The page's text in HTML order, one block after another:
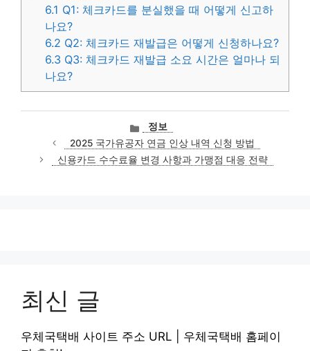
6.1 Q1: 체크카드를 분실했을 때 어떻게 신고하
나요?
6.2 Q2: 체크카드 재발급은 어떻게 신청하나요?
6.3 Q3: 체크카드 재발급 소요 시간은 얼마나 되
나요?
카
테
고
리
정보
2025 국가유공자 연금 인상 내역 신청 방법
신용카드 수수료율 변경 사항과 가맹점 대응 전략
최신 글
우체국택배 사이트 주소 URL | 우체국택배 홈페이